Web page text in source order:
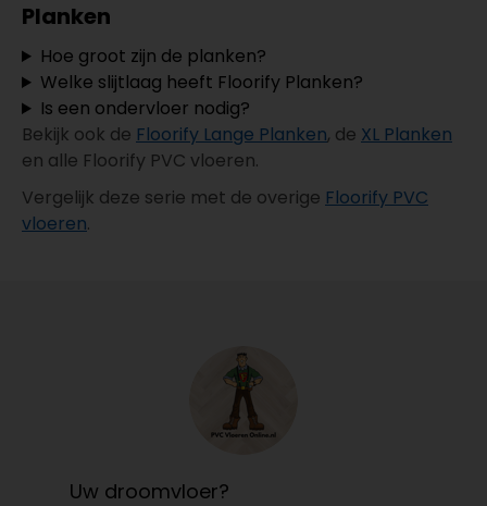
Planken
Hoe groot zijn de planken?
Welke slijtlaag heeft Floorify Planken?
Is een ondervloer nodig?
Bekijk ook de Floorify Lange Planken, de XL Planken
en alle Floorify PVC vloeren.
Vergelijk deze serie met de overige Floorify PVC
vloeren.
Uw droomvloer?